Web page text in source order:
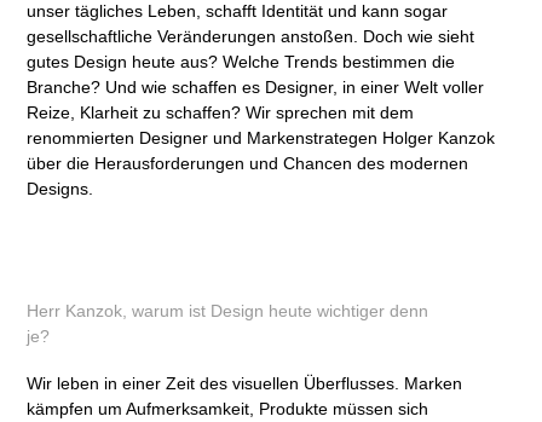
unser tägliches Leben, schafft Identität und kann sogar
gesellschaftliche Veränderungen anstoßen. Doch wie sieht
gutes Design heute aus? Welche Trends bestimmen die
Branche? Und wie schaffen es Designer, in einer Welt voller
Reize, Klarheit zu schaffen? Wir sprechen mit dem
renommierten Designer und Markenstrategen Holger Kanzok
über die Herausforderungen und Chancen des modernen
Designs.
Herr Kanzok, warum ist Design heute wichtiger denn
je?
Wir leben in einer Zeit des visuellen Überflusses. Marken
kämpfen um Aufmerksamkeit, Produkte müssen sich